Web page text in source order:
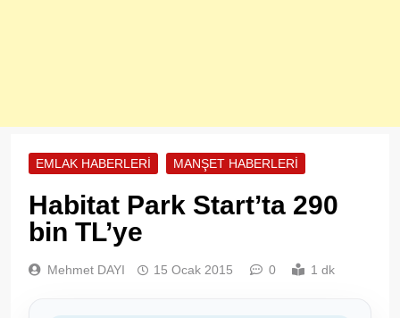
EMLAK HABERLERI MANŞET HABERLERI
Habitat Park Start’ta 290
bin TL’ye
Mehmet DAYI 15 Ocak 2015 0 1 dk